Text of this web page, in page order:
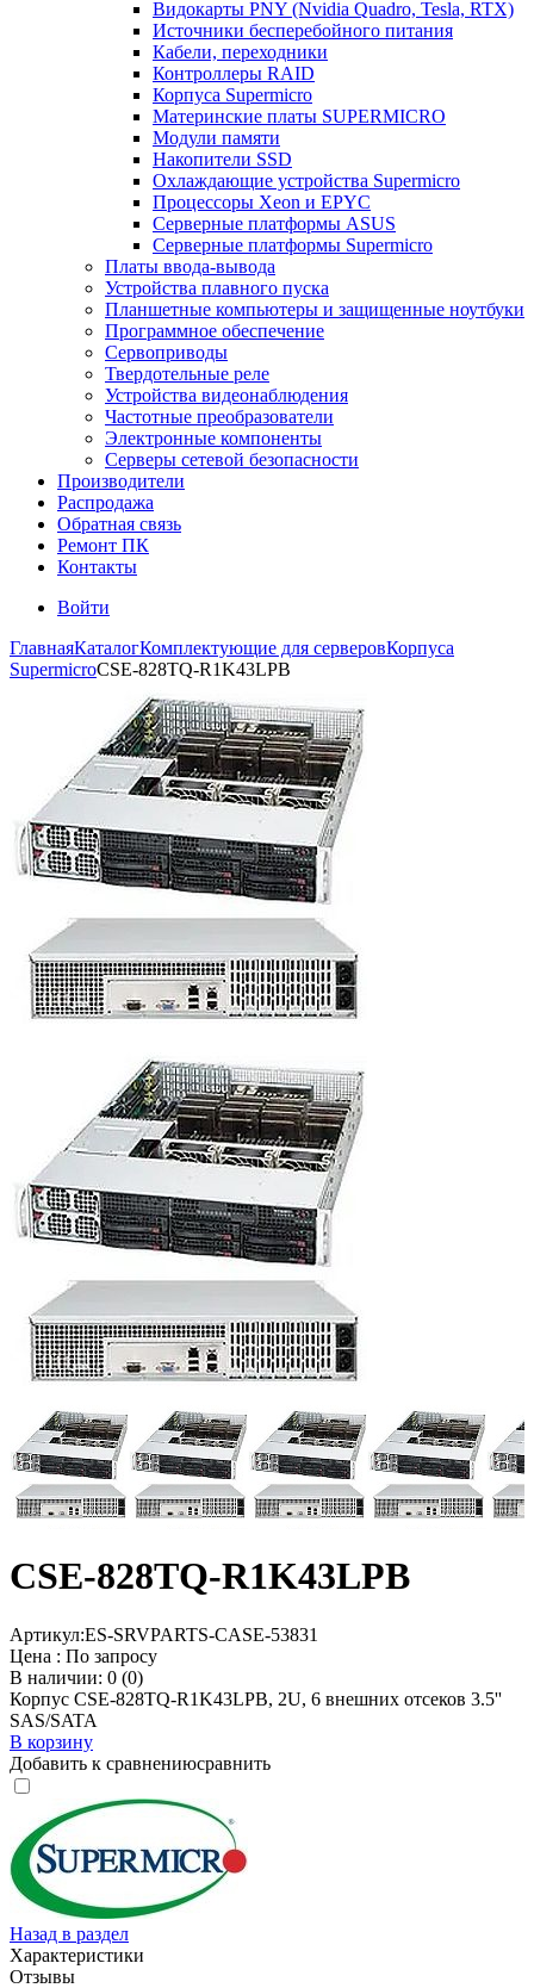
Видокарты PNY (Nvidia Quadro, Tesla, RTX)
Источники бесперебойного питания
Кабели, переходники
Контроллеры RAID
Корпуса Supermicro
Материнские платы SUPERMICRO
Модули памяти
Накопители SSD
Охлаждающие устройства Supermicro
Процессоры Xeon и EPYC
Серверные платформы ASUS
Серверные платформы Supermicro
Платы ввода-вывода
Устройства плавного пуска
Планшетные компьютеры и защищенные ноутбуки
Программное обеспечение
Сервоприводы
Твердотельные реле
Устройства видеонаблюдения
Частотные преобразователи
Электронные компоненты
Серверы сетевой безопасности
Производители
Распродажа
Обратная связь
Ремонт ПК
Контакты
Войти
ГлавнаяКаталогКомплектующие для серверовКорпуса
SupermicroCSE-828TQ-R1K43LPB
CSE-828TQ-R1K43LPB
Артикул:ES-SRVPARTS-CASE-53831
Цена : По запросу
В наличии: 0 (0)
Корпус CSE-828TQ-R1K43LPB, 2U, 6 внешних отсеков 3.5''
SAS/SATA
В корзину
Добавить к сравнениюсравнить
Назад в раздел
Характеристики
Отзывы